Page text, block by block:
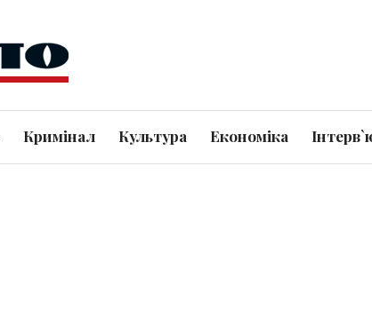
Кримінал Культура Економіка